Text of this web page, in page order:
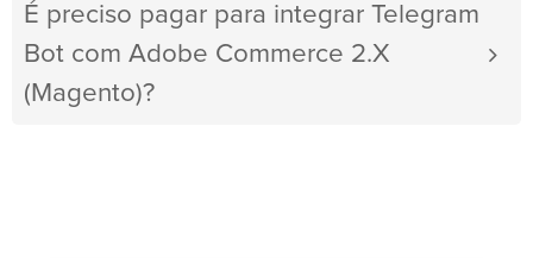
É preciso pagar para integrar Telegram
Bot com Adobe Commerce 2.X
(Magento)?